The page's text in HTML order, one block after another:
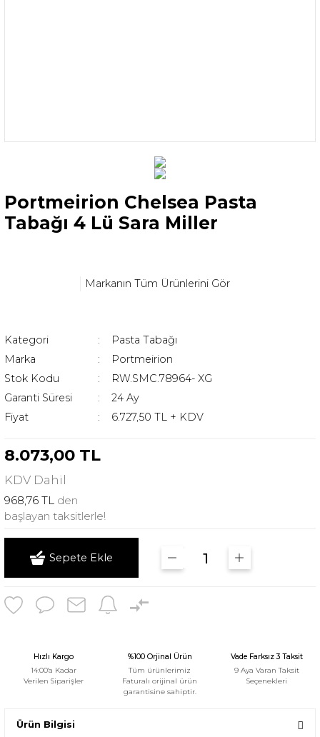
Portmeirion Chelsea Pasta
Tabağı 4 Lü Sara Miller
Markanın Tüm Ürünlerini Gör
Kategori
Pasta Tabağı
Marka
Portmeirion
Stok Kodu
RW.SMC.78964- XG
Garanti Süresi
24 Ay
Fiyat
6.727,50 TL + KDV
8.073,00 TL
KDV Dahil
968,76 TL den
başlayan taksitlerle!
Sepete Ekle
Hızlı Kargo
14:00'a Kadar
Verilen Siparişler
%100 Orjinal Ürün
Tüm ürünlerimiz
Faturalı orijinal ürün
garantisine sahiptir.
Vade Farksız 3 Taksit
9 Aya Varan Taksit
Seçenekleri
Ürün Bilgisi